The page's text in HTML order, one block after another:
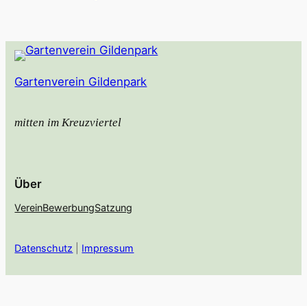
Gartenverein Gildenpark
mitten im Kreuzviertel
Über
VereinBewerbungSatzung
Datenschutz Impressum